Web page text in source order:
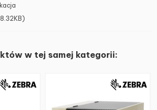
w tej samej kategorii: